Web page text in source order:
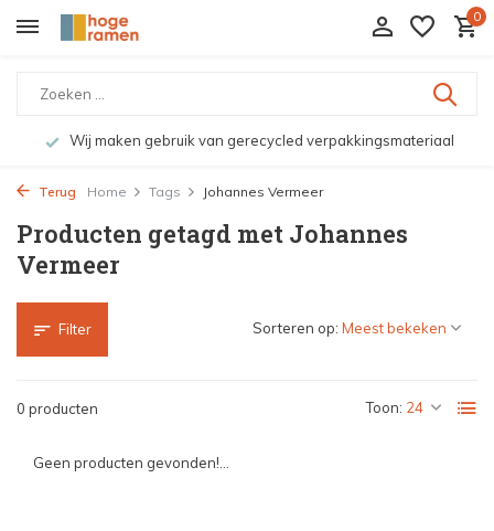
0
Wij maken gebruik van gerecycled verpakkingsmateriaal
Terug Home Tags Johannes Vermeer
Producten getagd met Johannes
Vermeer
Filter
0 producten Toon:
Sorteren op:
Geen producten gevonden!...